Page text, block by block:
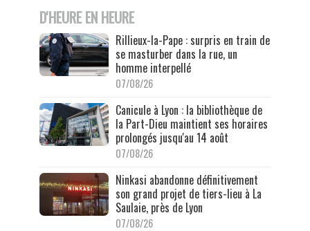
D'HEURE EN HEURE
Rillieux-la-Pape : surpris en train de
se masturber dans la rue, un
homme interpellé
07/08/26
Canicule à Lyon : la bibliothèque de
la Part-Dieu maintient ses horaires
prolongés jusqu'au 14 août
07/08/26
Ninkasi abandonne définitivement
son grand projet de tiers-lieu à La
Saulaie, près de Lyon
07/08/26